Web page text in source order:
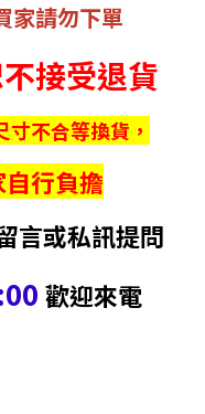
家請勿下單
接受退貨
不合等換貨，
行負擔
言或私訊提問
歡迎來電